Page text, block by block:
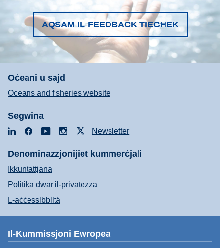
AQSAM IL-FEEDBACK TIEGĦEK
Oċeani u sajd
Oceans and fisheries website
Segwina
LinkedInFacebookYouTubeInstagramNewsletter
Denominazzjonijiet kummerċjali
Ikkuntattjana
Politika dwar il-privatezza
L-aċċessibbiltà
Il-Kummissjoni Ewropea